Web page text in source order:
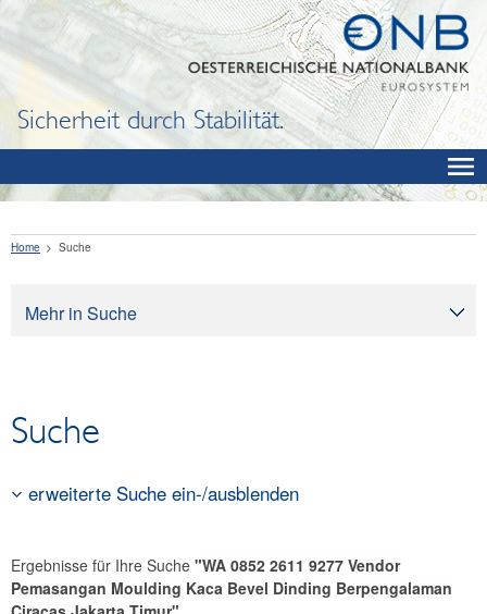
Sicherheit durch Stabilität.
Mehr in Suche
Home Suche
Suche
erweiterte Suche ein-/ausblenden
Ergebnisse für Ihre Suche "WA 0852 2611 9277 Vendor
Pemasangan Moulding Kaca Bevel Dinding Berpengalaman